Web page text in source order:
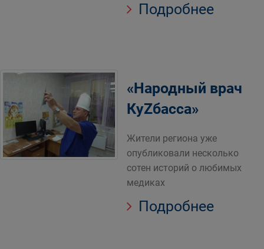
Подробнее
«Народный врач
КуZбасса»
Жители региона уже
опубликовали несколько
сотен историй о любимых
медиках
Подробнее